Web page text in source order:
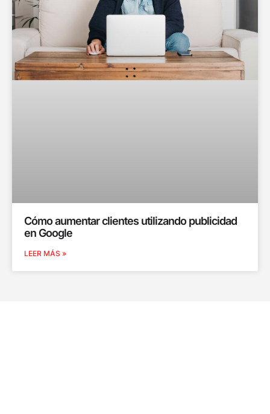
Cómo aumentar clientes utilizando publicidad
en Google
LEER MÁS »